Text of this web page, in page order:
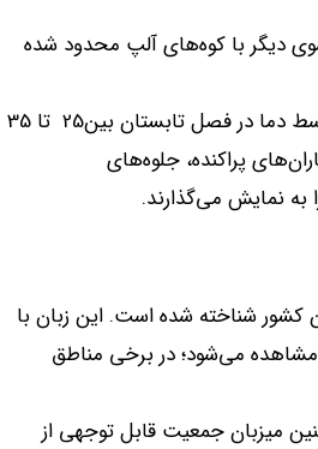
سوی دیگر با کوه‌های آلپ محدود شده
دما در فصل تابستان بین25 تا
پراکنده، جلوه‌های
به نمایش می‌گذارند.
کشور شناخته شده است. این زبان با
مشاهده می‌شود؛ در برخی مناطق
میزبان جمعیت قابل توجهی از